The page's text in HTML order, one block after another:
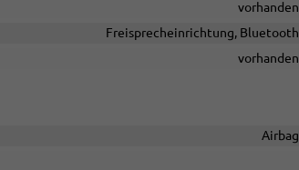
vorhanden
Freisprecheinrichtung, Bluetooth
vorhanden
Airbag